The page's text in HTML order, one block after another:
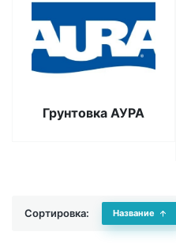
Грунтовка АУРА
Сортировка: Название